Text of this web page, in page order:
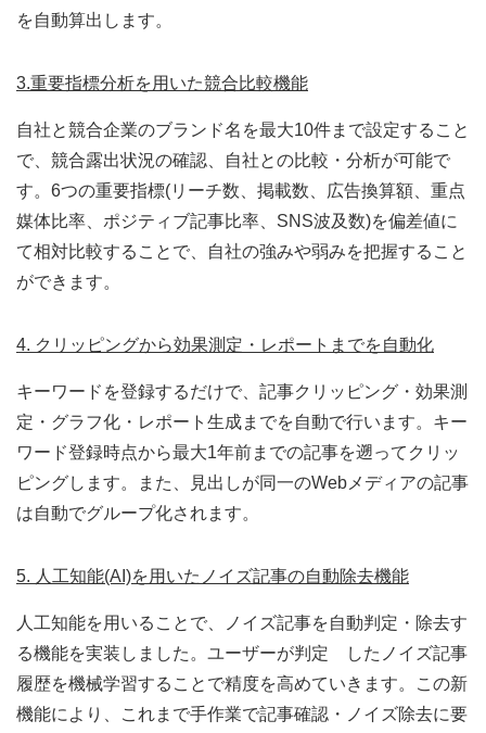
を自動算出します。
3.重要指標分析を用いた競合比較機能
自社と競合企業のブランド名を最大10件まで設定すること
で、競合露出状況の確認、自社との比較・分析が可能で
す。6つの重要指標(リーチ数、掲載数、広告換算額、重点
媒体比率、ポジティブ記事比率、SNS波及数)を偏差値に
て相対比較することで、自社の強みや弱みを把握すること
ができます。
4. クリッピングから効果測定・レポートまでを自動化
キーワードを登録するだけで、記事クリッピング・効果測
定・グラフ化・レポート生成までを自動で行います。キー
ワード登録時点から最大1年前までの記事を遡ってクリッ
ピングします。また、見出しが同一のWebメディアの記事
は自動でグループ化されます。
5. 人工知能(AI)を用いたノイズ記事の自動除去機能
人工知能を用いることで、ノイズ記事を自動判定・除去す
る機能を実装しました。ユーザーが判定 したノイズ記事
履歴を機械学習することで精度を高めていきます。この新
機能により、これまで手作業で記事確認・ノイズ除去に要